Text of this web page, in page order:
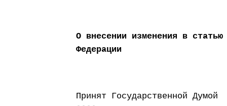
О внесении изменения в
Федерации
Принят